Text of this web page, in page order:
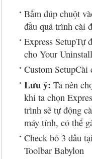
Bấm đúp chuột
đầu quá trình cài
Express SetupTự
cho Your
Custom SetupCài
Lưu ý: Ta nên
khi ta chọn
trình sẽ tự động
máy tính, có thể
Check bỏ 3 dấu
Toolbar Babylon